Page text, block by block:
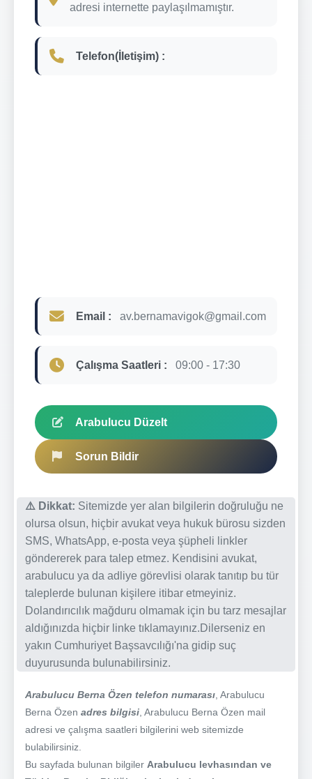
adresi internette paylaşılmamıştır.
Telefon(İletişim) :
Email : av.bernamavigok@gmail.com
Çalışma Saatleri : 09:00 - 17:30
Arabulucu Düzelt
Sorun Bildir
⚠️ Dikkat: Sitemizde yer alan bilgilerin doğruluğu ne
olursa olsun, hiçbir avukat veya hukuk bürosu sizden
SMS, WhatsApp, e-posta veya şüpheli linkler
göndererek para talep etmez. Kendisini avukat,
arabulucu ya da adliye görevlisi olarak tanıtıp bu tür
taleplerde bulunan kişilere itibar etmeyiniz.
Dolandırıcılık mağduru olmamak için bu tarz mesajlar
aldığınızda hiçbir linke tıklamayınız.Dilerseniz en
yakın Cumhuriyet Başsavcılığı'na gidip suç
duyurusunda bulunabilirsiniz.
Arabulucu Berna Özen telefon numarası , Arabulucu
Berna Özen adres bilgisi , Arabulucu Berna Özen mail
adresi ve çalışma saatleri bilgilerini web sitemizde
bulabilirsiniz.
Bu sayfada bulunan bilgiler Arabulucu levhasından ve